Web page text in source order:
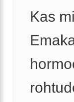
Kas